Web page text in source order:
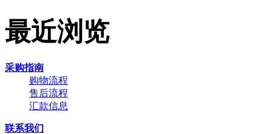
最近浏览
采购指南
购物流程
售后流程
汇款信息
联系我们